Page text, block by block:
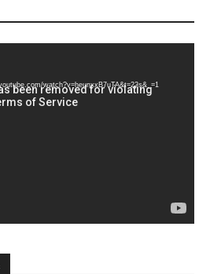
watch?v=heunxxB7uTA&t=22s&_=1